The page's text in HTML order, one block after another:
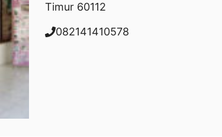
Timur 60112
082141410578